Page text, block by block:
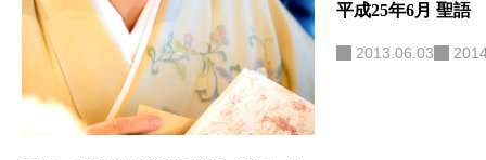
平成25年6月 聖語
2013.06.03